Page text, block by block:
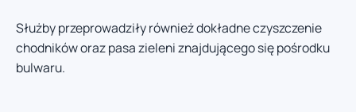
Służby przeprowadziły również dokładne czyszczenie
chodników oraz pasa zieleni znajdującego się pośrodku
bulwaru.